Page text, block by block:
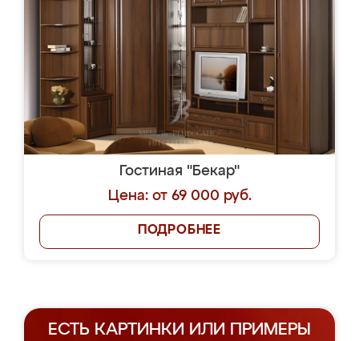
Гостиная "Бекар"
Цена: от 69 000 руб.
ПОДРОБНЕЕ
ЕСТЬ КАРТИНКИ ИЛИ ПРИМЕРЫ